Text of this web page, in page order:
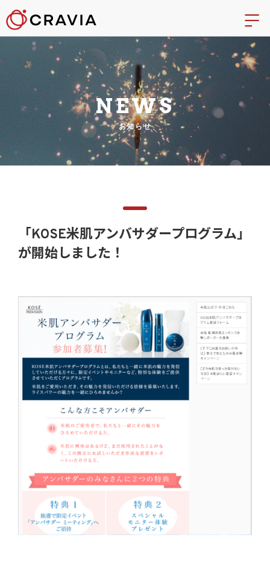
NEWS
お知らせ
「KOSE米肌アンバサダープログラム」
が開始しました！